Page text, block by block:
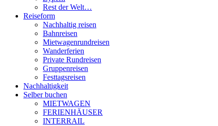
Rest der Welt…
Reiseform
Nachhaltig reisen
Bahnreisen
Mietwagenrundreisen
Wanderferien
Private Rundreisen
Gruppenreisen
Festtagsreisen
Nachhaltigkeit
Selber buchen
MIETWAGEN
FERIENHÄUSER
INTERRAIL